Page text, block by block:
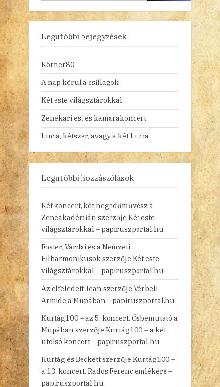
Legutóbbi bejegyzések
Körner80
A nap körül a csillagok
Két este világsztárokkal
Zenekari est és kamarakoncert
Lucia, kétszer, avagy a két Lucia
Legutóbbi hozzászólások
Két koncert, két hegedűművész a
Zeneakadémián szerzője Két este
világsztárokkal – papiruszportal.hu
Foster, Várdai és a Nemzeti
Filharmonikusokszerzője Két este
világsztárokkal – papiruszportal.hu
Az elfeledett Jean szerzője Vérbeli
Armide a Müpában – papiruszportal.hu
Kurtág100 – az 5. koncert. Ősbemutató a
Müpában szerzője Kurtág100 – a két
utolsó koncert – papiruszportal.hu
Kurtág és Beckettszerzője Kurtág100 –
a 13. koncert. Rados Ferenc emlékére –
papiruszportal.hu